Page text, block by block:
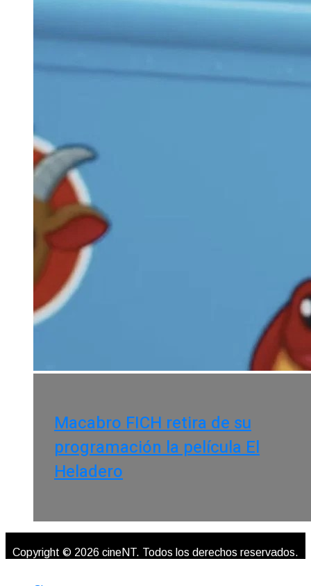
Macabro FICH retira de su
programación la película El
Heladero
Copyright © 2026 cineNT. Todos los derechos reservados.